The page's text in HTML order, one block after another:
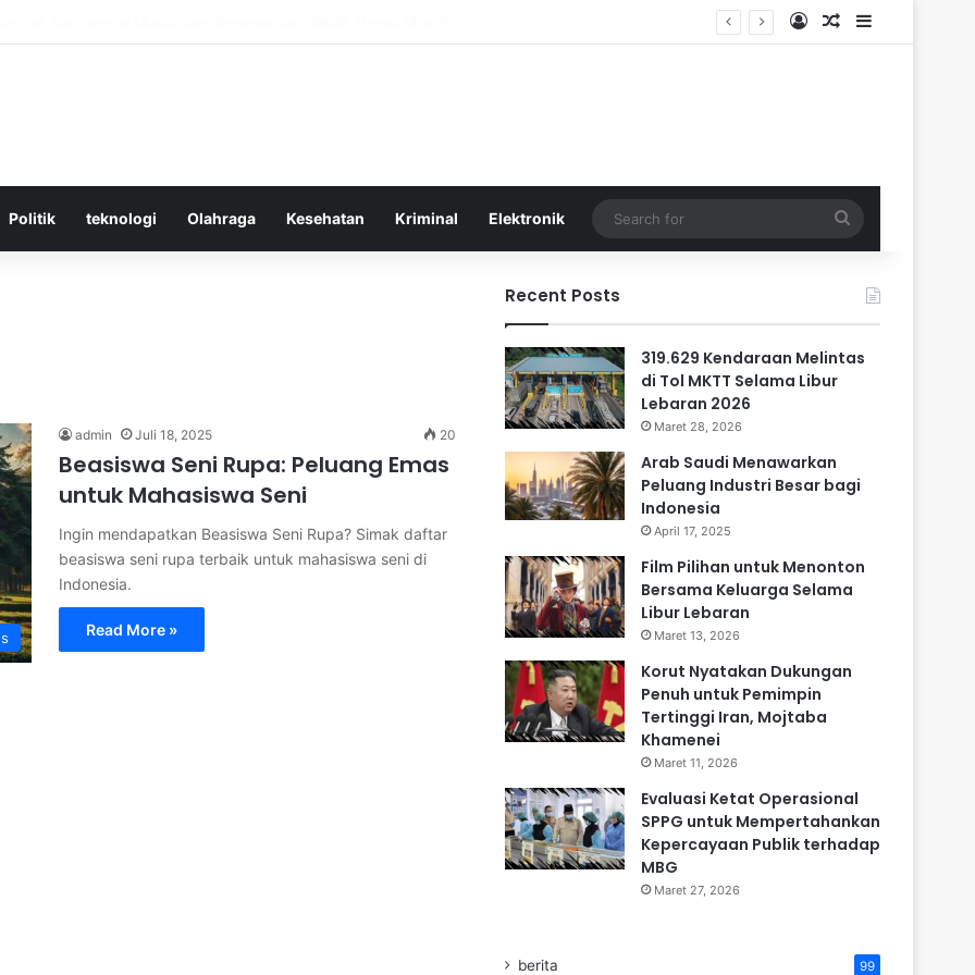
Log InRandom Article
Sidebar
Politik teknologi Olahraga Kesehatan Kriminal Elektronik
for
admin Juli 18, 2025 20
Beasiswa Seni Rupa: Peluang Emas
untuk Mahasiswa Seni
Ingin mendapatkan Beasiswa Seni Rupa? Simak daftar
beasiswa seni rupa terbaik untuk mahasiswa seni di
Indonesia.
Read More »
Recent Posts
319.629 Kendaraan Melintas
di Tol MKTT Selama Libur
Lebaran 2026
Maret 28, 2026
Arab Saudi Menawarkan
Peluang Industri Besar bagi
Indonesia
April 17, 2025
Film Pilihan untuk Menonton
Bersama Keluarga Selama
Libur Lebaran
Maret 13, 2026
Korut Nyatakan Dukungan
Penuh untuk Pemimpin
Tertinggi Iran, Mojtaba
Khamenei
Maret 11, 2026
Evaluasi Ketat Operasional
SPPG untuk Mempertahankan
Kepercayaan Publik terhadap
MBG
Maret 27, 2026
berita 99